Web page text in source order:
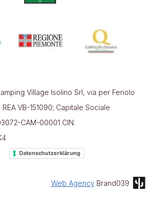
Village Isolino Srl, via per Feriolo
VB-151090; Capitale Sociale
CAM-00001 CIN:
Datenschutzerklärung
Web Agency Brand039